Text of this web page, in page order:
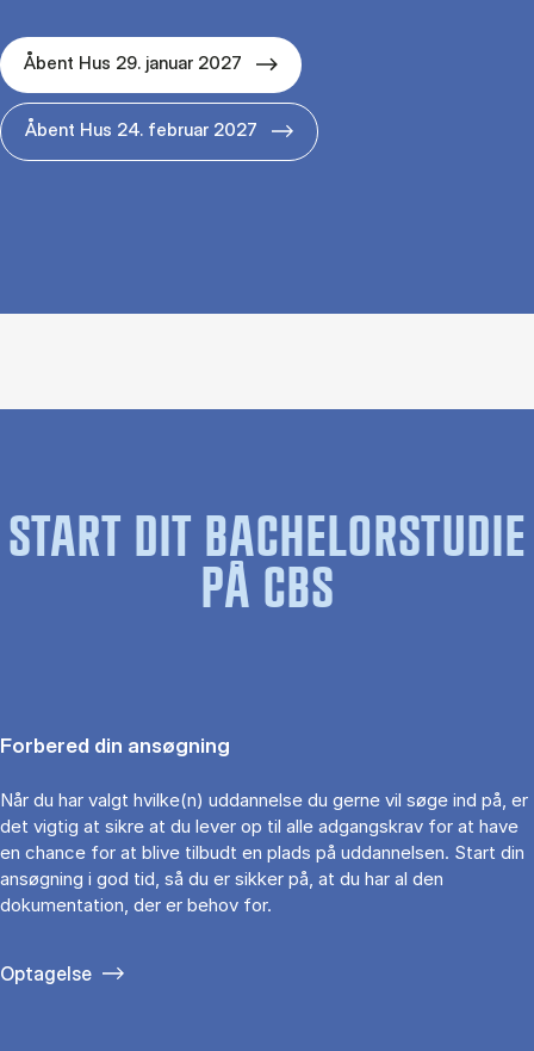
Åbent Hus 29. januar 2027
Åbent Hus 24. februar 2027
START DIT BACHELORSTUDIE
PÅ CBS
Forbered din ansøgning
Når du har valgt hvilke(n) uddannelse du gerne vil søge ind på, er
det vigtig at sikre at du lever op til alle adgangskrav for at have
en chance for at blive tilbudt en plads på uddannelsen. Start din
ansøgning i god tid, så du er sikker på, at du har al den
dokumentation, der er behov for.
Optagelse